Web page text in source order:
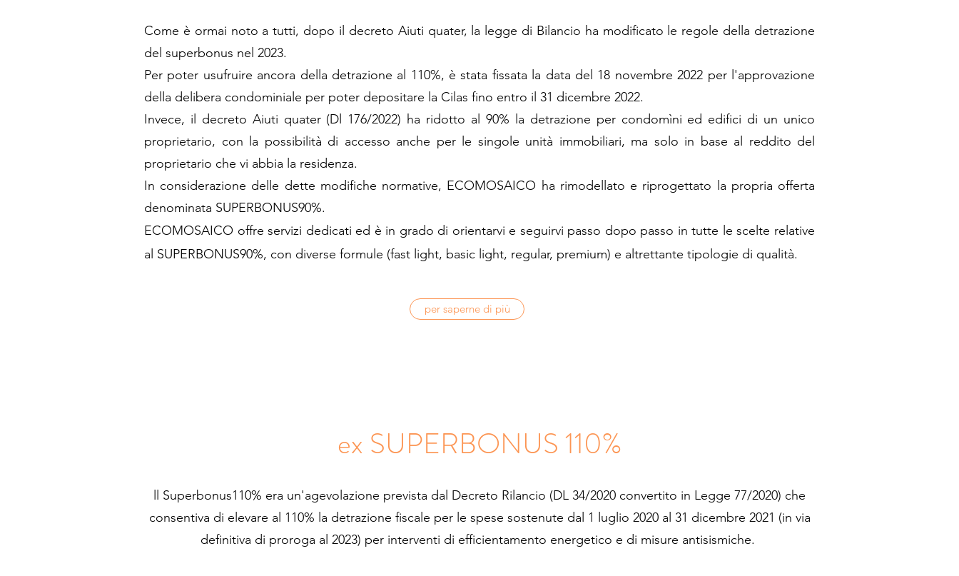
Come è ormai noto a tutti, dopo il decreto Aiuti quater, la legge di Bilancio ha modificato le regole della detrazione
del superbonus nel 2023.
Per poter usufruire ancora della detrazione al 110%, è stata fissata la data del 18 novembre 2022 per l'approvazione
della delibera condominiale per poter depositare la Cilas fino entro il 31 dicembre 2022.
Invece, il decreto Aiuti quater (Dl 176/2022) ha ridotto al 90% la detrazione per condomìni ed edifici di un unico
proprietario, con la possibilità di accesso anche per le singole unità immobiliari, ma solo in base al reddito del
proprietario che vi abbia la residenza.
In considerazione delle dette modifiche normative, ECOMOSAICO ha rimodellato e riprogettato la propria offerta
denominata SUPERBONUS90%.
ECOMOSAICO offre servizi dedicati ed è in grado di orientarvi e seguirvi passo dopo passo in tutte le scelte relative
al SUPERBONUS90%, con diverse formule (fast light, basic light, regular, premium) e altrettante tipologie di qualità.
per saperne di più
ex SUPERBONUS 110%
ll Superbonus110% era un'agevolazione prevista dal Decreto Rilancio (DL 34/2020 convertito in Legge 77/2020) che
consentiva di elevare al 110% la detrazione fiscale per le spese sostenute dal 1 luglio 2020 al 31 dicembre 2021 (in via
definitiva di proroga al 2023) per interventi di efficientamento energetico e di misure antisismiche.